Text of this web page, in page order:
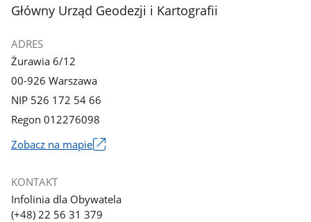
stopka
Główny Urząd Geodezji i Kartografii
ADRES
Żurawia 6/12
00-926 Warszawa
NIP 526 172 54 66
Regon 012276098
Zobacz na mapie
się
w
KONTAKT
Infolinia dla Obywatela
(+48) 22 56 31 379